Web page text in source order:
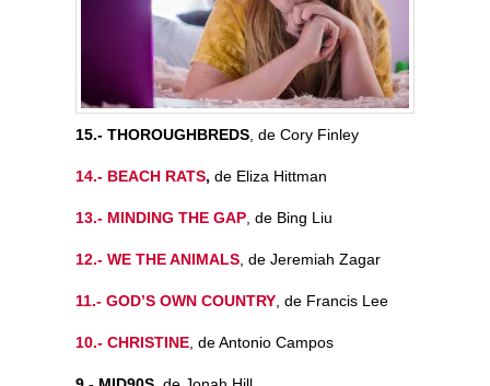
15.- THOROUGHBREDS , de Cory Finley
14.- BEACH RATS, de Eliza Hittman
13.- MINDING THE GAP , de Bing Liu
12.- WE THE ANIMALS , de Jeremiah Zagar
11.- GOD’S OWN COUNTRY , de Francis Lee
10.- CHRISTINE , de Antonio Campos